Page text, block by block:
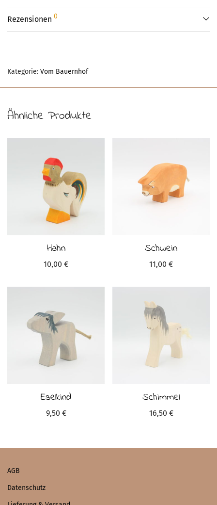
Rezensionen 0
Kategorie: Vom Bauernhof
Ähnliche Produkte
Hahn
10,00 €
Schwein
11,00 €
Eselkind
9,50 €
Schimmel
16,50 €
AGB
Datenschutz